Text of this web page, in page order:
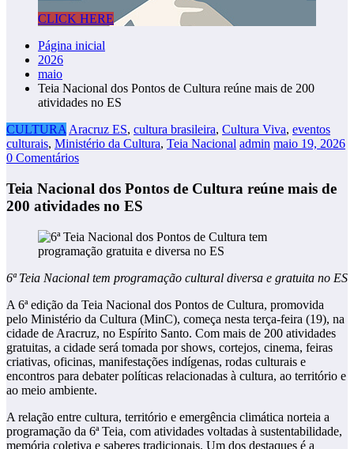
CLICK HERE
Página inicial
2026
maio
Teia Nacional dos Pontos de Cultura reúne mais de 200
atividades no ES
CULTURA Aracruz ES, cultura brasileira, Cultura Viva, eventos
culturais, Ministério da Cultura, Teia Nacional admin maio 19, 2026
0 Comentários
Teia Nacional dos Pontos de Cultura reúne mais de
200 atividades no ES
6ª Teia Nacional tem programação cultural diversa e gratuita no ES
A 6ª edição da Teia Nacional dos Pontos de Cultura, promovida
pelo Ministério da Cultura (MinC), começa nesta terça-feira (19), na
cidade de Aracruz, no Espírito Santo. Com mais de 200 atividades
gratuitas, a cidade será tomada por shows, cortejos, cinema, feiras
criativas, oficinas, manifestações indígenas, rodas culturais e
encontros para debater políticas relacionadas à cultura, ao território e
ao meio ambiente.
A relação entre cultura, território e emergência climática norteia a
programação da 6ª Teia, com atividades voltadas à sustentabilidade,
memória coletiva e saberes tradicionais. Um dos destaques é a